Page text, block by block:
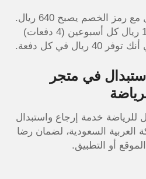
مثال: طلب بقيمة 800 ريال مع رمز الخصم يصبح 640 ريال.
إذا اخترت تابي، ستدفع 160 ريال كل أسبوعين (4 دفعات)
في متجر
خدمة إرجاع واستبدال
السعودية، لضمان رضا
أو التطبيق.